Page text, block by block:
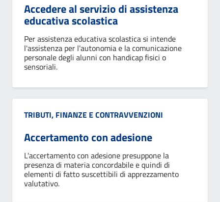
Accedere al servizio di assistenza
educativa scolastica
Per assistenza educativa scolastica si intende
l'assistenza per l'autonomia e la comunicazione
personale degli alunni con handicap fisici o
sensoriali.
Categoria:
TRIBUTI, FINANZE E CONTRAVVENZIONI
Accertamento con adesione
L'accertamento con adesione presuppone la
presenza di materia concordabile e quindi di
elementi di fatto suscettibili di apprezzamento
valutativo.